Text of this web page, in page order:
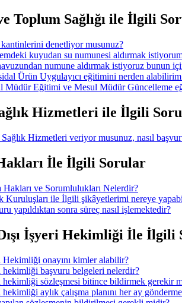
Toplum Sağlığı ile İlgili
denetliyor musunuz?
kuyudan su numunesi aldırmak
numune aldırmak istiyoruz bunun
Ürün Uygulayıcı eğitimini nerden
Müdür Eğitimi ve Mesul Müdür Güncelleme
Hizmetleri ile İlgili
Hizmetleri veriyor musunuz, nasıl
İle İlgili Sorular
Hakları ve Sorumlulukları Nelerdir?
Kuruluşları ile İlgili şikâyetlerimi nereye
yapıldıktan sonra süreç nasıl işlemektedir?
İşyeri Hekimliği İle İlgili
Hekimliği onayını kimler alabilir?
hekimliği başvuru belgeleri nelerdir?
hekimliği sözleşmesi bitince bildirmek gerekir
aylık çalışma planını her ay